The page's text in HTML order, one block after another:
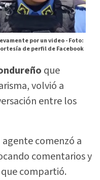
por un video -Foto:
de perfil de Facebook
que
volvió a
entre los
comenzó a
comentarios y
compartió.